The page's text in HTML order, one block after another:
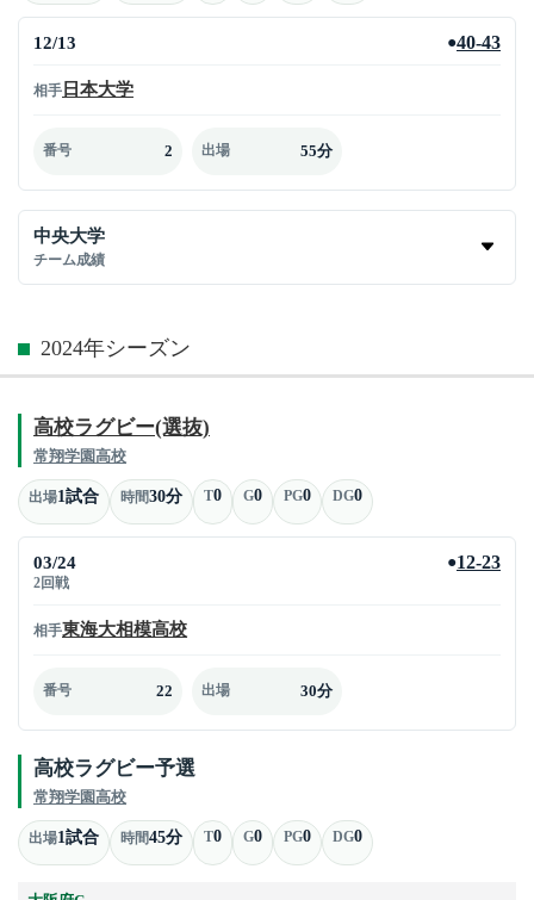
12/13 ●40-43
相手 日本大学
番号 2 出場 55分
中央大学
チーム成績
2024年シーズン
高校ラグビー(選抜)
常翔学園高校
出場1試合 時間30分 T0 G0 PG0 DG0
03/24
2回戦
●12-23
相手東海大相模高校
番号 22 出場 30分
高校ラグビー予選
常翔学園高校
出場1試合 時間45分 T0 G0 PG0 DG0